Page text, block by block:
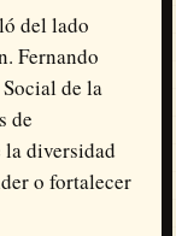
del lado
Fernando
de la
de
diversidad
o fortalecer